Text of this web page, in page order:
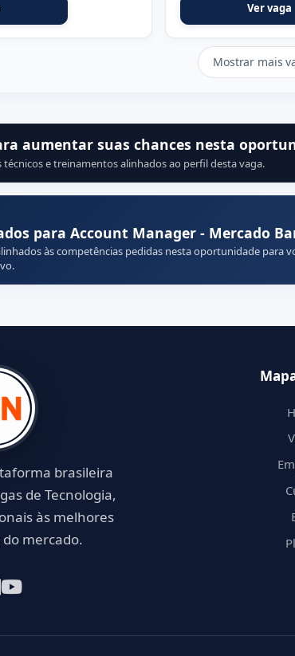
Ver vaga
Mostrar mais
aumentar suas chances nesta
técnicos e treinamentos alinhados ao perfil desta vaga.
para Account Manager - Mercado
às competências pedidas nesta oportunidade para
brasileira
de Tecnologia,
às melhores
mercado.